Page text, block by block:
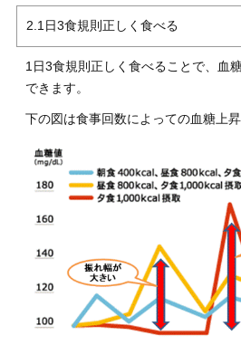
2.1日3食規則正しく食べる
1日3食規則正しく食べることで、血
できます。
下の図は食事回数によっての血糖上